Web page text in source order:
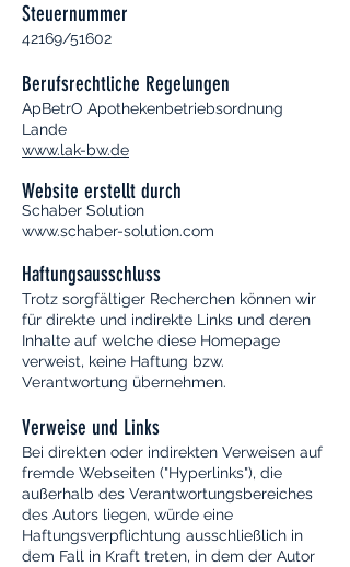
Steuernummer
42169/51602
Berufsrechtliche Regelungen
ApBetrO Apothekenbetriebsordnung
Lande
www.lak-bw.de
Website erstellt durch
Schaber Solution
www.schaber-solution.com
Haftungsausschluss
Trotz sorgfältiger Recherchen können wir
für direkte und indirekte Links und deren
Inhalte auf welche diese Homepage
verweist, keine Haftung bzw.
Verantwortung übernehmen.
Verweise und Links
Bei direkten oder indirekten Verweisen auf
fremde Webseiten ("Hyperlinks"), die
außerhalb des Verantwortungsbereiches
des Autors liegen, würde eine
Haftungsverpflichtung ausschließlich in
dem Fall in Kraft treten, in dem der Autor